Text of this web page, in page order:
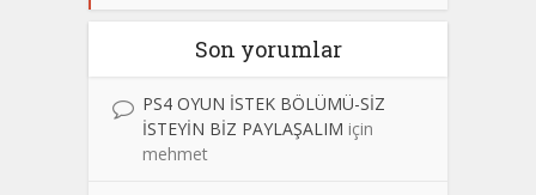
Son yorumlar
PS4 OYUN İSTEK BÖLÜMÜ-SİZ
İSTEYİN BİZ PAYLAŞALIM için
mehmet